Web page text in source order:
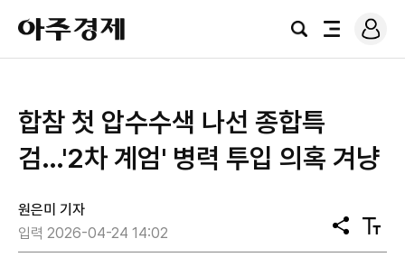
아
주
경
검
전
로
그
합참 첫 압수수색 나선 종합특
검…'2차 계엄' 병력 투입 의혹 겨냥
원은미 기자
입력 2026-04-24 14:02
공
유
텍
스